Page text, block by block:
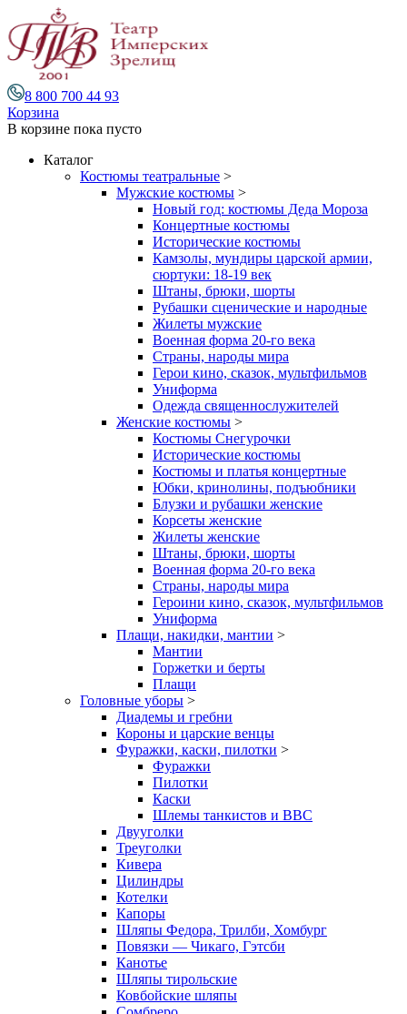
8 800 700 44 93
Корзина
В корзине пока пусто
Каталог
Костюмы театральные >
Мужские костюмы >
Новый год: костюмы Деда Мороза
Концертные костюмы
Исторические костюмы
Камзолы, мундиры царской армии,
сюртуки: 18-19 век
Штаны, брюки, шорты
Рубашки сценические и народные
Жилеты мужские
Военная форма 20-го века
Страны, народы мира
Герои кино, сказок, мультфильмов
Униформа
Одежда священнослужителей
Женские костюмы >
Костюмы Снегурочки
Исторические костюмы
Костюмы и платья концертные
Юбки, кринолины, подъюбники
Блузки и рубашки женские
Корсеты женские
Жилеты женские
Штаны, брюки, шорты
Военная форма 20-го века
Страны, народы мира
Героини кино, сказок, мультфильмов
Униформа
Плащи, накидки, мантии >
Мантии
Горжетки и берты
Плащи
Головные уборы >
Диадемы и гребни
Короны и царские венцы
Фуражки, каски, пилотки >
Фуражки
Пилотки
Каски
Шлемы танкистов и ВВС
Двууголки
Треуголки
Кивера
Цилиндры
Котелки
Капоры
Шляпы Федора, Трилби, Хомбург
Повязки — Чикаго, Гэтсби
Канотье
Шляпы тирольские
Ковбойские шляпы